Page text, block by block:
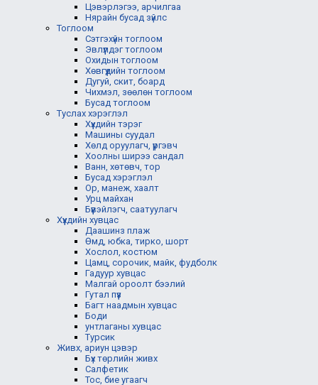
Цэвэрлэгээ, арчилгаа
Нярайн бусад зүйлс
Тоглоом
Сэтгэхүйн тоглоом
Эвлүүлдэг тоглоом
Охидын тоглоом
Хөвгүүдийн тоглоом
Дугуй, скит, боард
Чихмэл, зөөлөн тоглоом
Бусад тоглоом
Туслах хэрэглэл
Хүүхдийн тэрэг
Машины суудал
Хөлд оруулагч, үүргэвч
Хоолны ширээ сандал
Ванн, хөтөвч, тор
Бусад хэрэглэл
Ор, манеж, хаалт
Урц майхан
Бүүвэйлэгч, саатуулагч
Хүүхдийн хувцас
Даашинз плаж
Өмд, юбка, тирко, шорт
Хослол, костюм
Цамц, сорочик, майк, фудболк
Гадуур хувцас
Малгай ороолт бээлий
Гутал пүүз
Багт наадмын хувцас
Боди
унтлаганы хувцас
Турсик
Живх, ариун цэвэр
Бүх төрлийн живх
Салфетик
Тос, бие угаагч